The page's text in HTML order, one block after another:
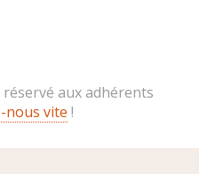
aux adhérents
nous vite !